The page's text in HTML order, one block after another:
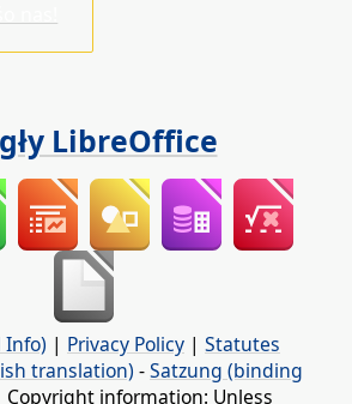
LibreOffice
Info) | Privacy Policy | Statutes
translation) -Satzung (binding
Copyright information: Unless